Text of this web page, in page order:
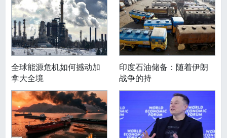
全球能源危机如何撼动加
拿大全境
印度石油储备：随着伊朗
战争的持